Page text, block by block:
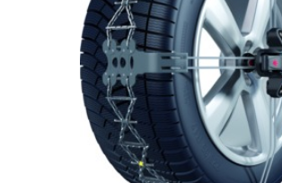
Любими
0 продукта
Количка
0 продукта